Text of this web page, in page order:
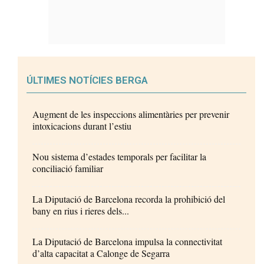
ÚLTIMES NOTÍCIES BERGA
Augment de les inspeccions alimentàries per prevenir
intoxicacions durant l’estiu
Nou sistema d’estades temporals per facilitar la
conciliació familiar
La Diputació de Barcelona recorda la prohibició del
bany en rius i rieres dels...
La Diputació de Barcelona impulsa la connectivitat
d’alta capacitat a Calonge de Segarra